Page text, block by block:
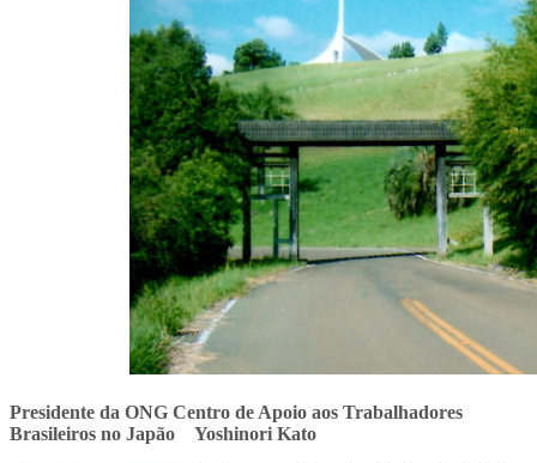
Presidente da ONG Centro de Apoio aos Trabalhadores
Brasileiros no Japão Yoshinori Kato